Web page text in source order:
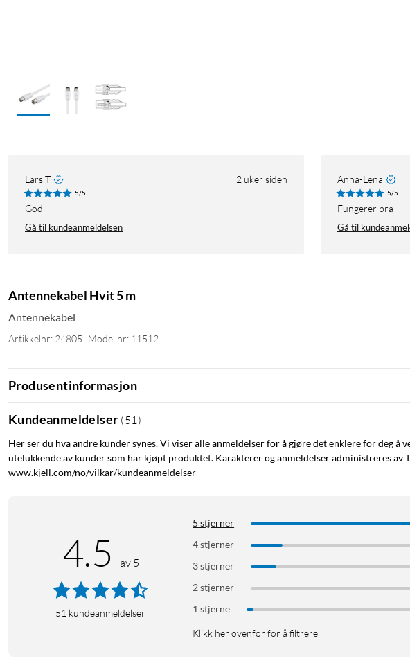
Lars T 2 uker siden
5/5
God
Gå til kundeanmeldelsen
Anna-Lena
5/5
Fungerer bra
Gå til
Antennekabel Hvit 5 m
Antennekabel
Artikkelnr: 24805 Modellnr: 11512
Produsentinformasjon
Kundeanmeldelser (51 )
Her ser du hva andre kunder synes. Vi viser alle anmeldelser for å gjøre det enklere for deg å
utelukkende av kunder som har kjøpt produktet. Karakterer og anmeldelser administreres av
www.kjell.com/no/vilkar/kundeanmeldelser
4.5 av 5
51 kundeanmeldelser
5 stjerner
4 stjerner
3 stjerner
2 stjerner
1 stjerne
Klikk her ovenfor for å filtrere